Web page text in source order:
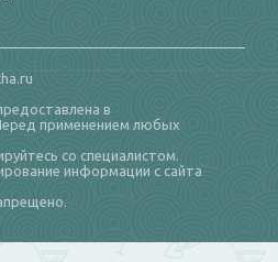
в
применением любых
со специалистом.
информации с сайта